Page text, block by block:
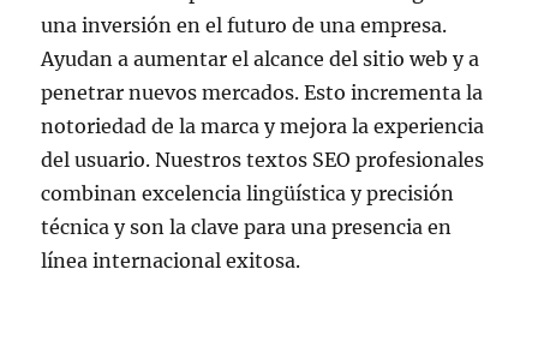
una inversión en el futuro de una empresa.
Ayudan a aumentar el alcance del sitio web y a
penetrar nuevos mercados. Esto incrementa la
notoriedad de la marca y mejora la experiencia
del usuario. Nuestros textos SEO profesionales
combinan excelencia lingüística y precisión
técnica y son la clave para una presencia en
línea internacional exitosa.